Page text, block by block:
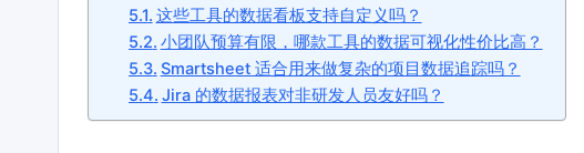
这些工具的数据看板支持自定义吗？
小团队预算有限，哪款工具的数据可视化性价比高？
Smartsheet 适合用来做复杂的项目数据追踪吗？
Jira 的数据报表对非研发人员友好吗？